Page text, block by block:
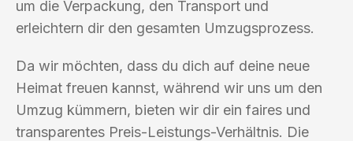
um die Verpackung, den Transport und
erleichtern dir den gesamten Umzugsprozess.
Da wir möchten, dass du dich auf deine neue
Heimat freuen kannst, während wir uns um den
Umzug kümmern, bieten wir dir ein faires und
transparentes Preis-Leistungs-Verhältnis. Die